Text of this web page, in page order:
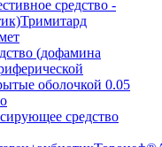
средство -
Тримитард
(дофамина
оболочкой 0.05
средство